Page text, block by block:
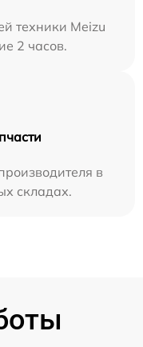
техники Meizu
2 часов.
в
складах.